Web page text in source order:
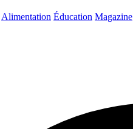
Alimentation Éducation Magazine